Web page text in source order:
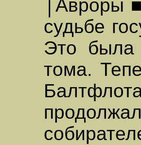
судьбе
Это была
тома.